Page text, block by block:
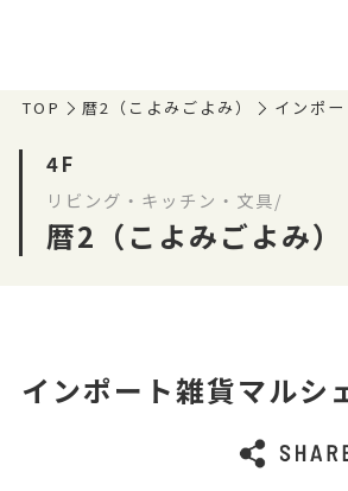
TOP 暦2（こよみごよみ） インポ
4F
リビング・キッチン・文具/
暦2（こよみごよみ）
インポート雑貨マルシ